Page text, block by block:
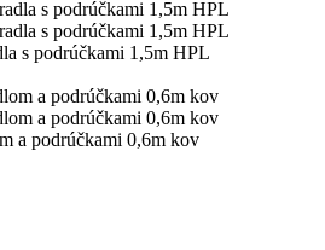
s podrúčkami 1,5m HPL
a podrúčkami 0,6m kov